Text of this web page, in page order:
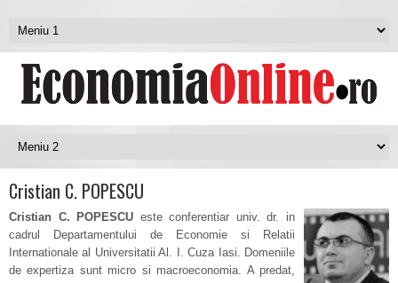
Cristian C. POPESCU
Cristian C. POPESCU este conferentiar univ. dr. in
cadrul Departamentului de Economie si Relatii
Internationale al Universitatii Al. I. Cuza Iasi. Domeniile
de expertiza sunt micro si macroeconomia. A predat,